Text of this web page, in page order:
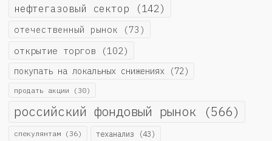
нефтегазовый сектор (142)
отечественный рынок (73)
открытие торгов (102)
покупать на локальных снижениях (72)
продать акции (30)
российский фондовый рынок (566)
спекулянтам (36) теханализ (43)